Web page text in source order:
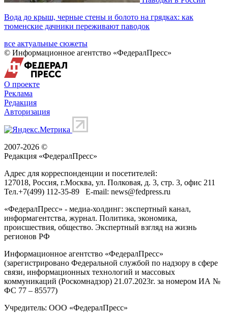
Вода до крыш, черные стены и болото на грядках: как
тюменские дачники переживают паводок
все актуальные сюжеты
© Информационное агентство «ФедералПресс»
О проекте
Реклама
Редакция
Авторизация
2007-2026 ©
Редакция «ФедералПресс»
Адрес для корреспонденции и посетителей:
127018, Россия, г.Москва, ул. Полковая, д. 3, стр. 3, офис 211
Тел.+7(499) 112-35-89 E-mail: news@fedpress.ru
«ФедералПресс» - медиа-холдинг: экспертный канал,
информагентства, журнал. Политика, экономика,
происшествия, общество. Экспертный взгляд на жизнь
регионов РФ
Информационное агентство «ФедералПресс»
(зарегистрировано Федеральной службой по надзору в сфере
связи, информационных технологий и массовых
коммуникаций (Роскомнадзор) 21.07.2023г. за номером ИА №
ФС 77 – 85577)
Учредитель: ООО «ФедералПресс»